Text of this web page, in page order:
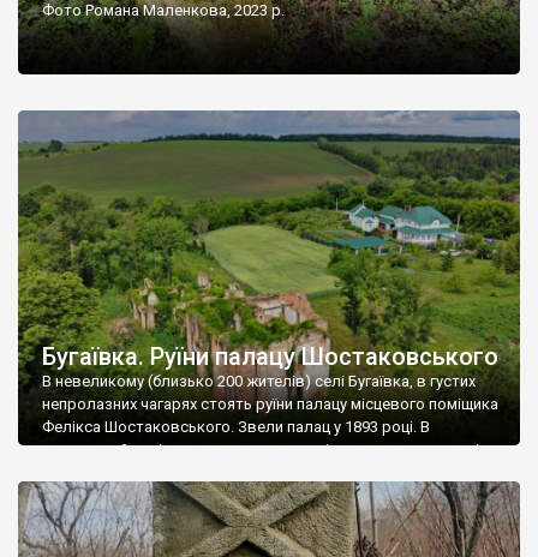
Фото Романа Маленкова, 2023 р.
Бугаївка. Руїни палацу Шостаковського
В невеликому (близько 200 жителів) селі Бугаївка, в густих
непролазних чагарях стоять руїни палацу місцевого поміщика
Фелікса Шостаковського. Звели палац у 1893 році. В
радянський період у ньому спочатку містилася школа, потім
століття тут розмістили туберкульозну лікарню. Коли із
палацу виїхала лікарня – ми точно не […]